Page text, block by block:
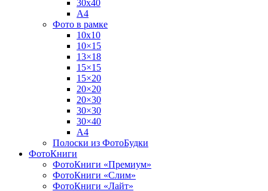
30х40
А4
Фото в рамке
10х10
10×15
13×18
15×15
15×20
20×20
20×30
30×30
30×40
A4
Полоски из ФотоБудки
ФотоКниги
ФотоКниги «Премиум»
ФотоКниги «Слим»
ФотоКниги «Лайт»